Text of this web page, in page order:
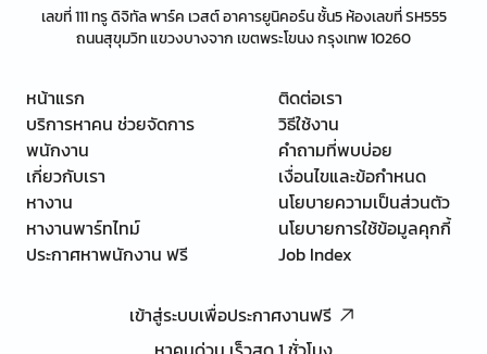
เลขที่ 111 ทรู ดิจิทัล พาร์ค เวสต์ อาคารยูนิคอร์น ชั้น5 ห้องเลขที่ SH555
ถนนสุขุมวิท แขวงบางจาก เขตพระโขนง กรุงเทพ 10260
หน้าแรก
บริการหาคน ช่วยจัดการ
พนักงาน
เกี่ยวกับเรา
หางาน
หางานพาร์ทไทม์
ประกาศหาพนักงาน ฟรี
ติดต่อเรา
วิธีใช้งาน
คำถามที่พบบ่อย
เงื่อนไขและข้อกำหนด
นโยบายความเป็นส่วนตัว
นโยบายการใช้ข้อมูลคุกกี้
Job Index
เข้าสู่ระบบเพื่อประกาศงานฟรี